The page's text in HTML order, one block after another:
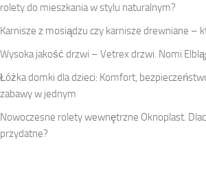
rolety do mieszkania w stylu naturalnym?
Karnisze z mosiądzu czy karnisze drewniane –
Wysoka jakość drzwi – Vetrex drzwi. Nomi
Łóżka domki dla dzieci: Komfort,
zabawy w jednym
Nowoczesne rolety wewnętrzne Oknoplast.
przydatne?